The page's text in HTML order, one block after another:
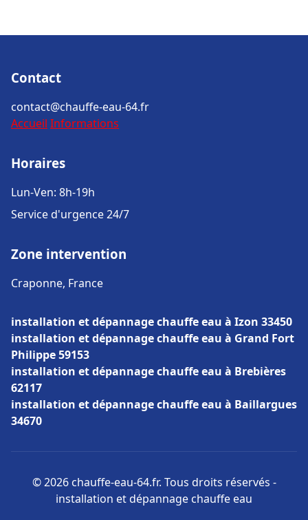
Contact
contact@chauffe-eau-64.fr
Accueil Informations
Horaires
Lun-Ven: 8h-19h
Service d'urgence 24/7
Zone intervention
Craponne, France
installation et dépannage chauffe eau à Izon 33450
installation et dépannage chauffe eau à Grand Fort
Philippe 59153
installation et dépannage chauffe eau à Brebières
62117
installation et dépannage chauffe eau à Baillargues
34670
© 2026 chauffe-eau-64.fr. Tous droits réservés -
installation et dépannage chauffe eau